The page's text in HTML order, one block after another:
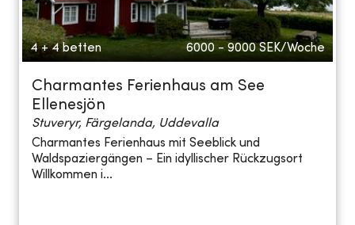
4 + 4 betten 6000 - 9000 SEK/Woche
Charmantes Ferienhaus am See
Ellenesjön
Stuveryr, Färgelanda, Uddevalla
Charmantes Ferienhaus mit Seeblick und
Waldspaziergängen – Ein idyllischer Rückzugsort
Willkommen i...